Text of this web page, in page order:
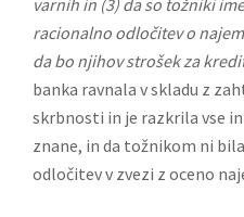
varnih in (3) da so tožniki
racionalno odločitev o
da bo njihov strošek za
banka ravnala v skladu z
skrbnosti in je razkrila vse
znane, in da tožnikom ni
odločitev v zvezi z oceno